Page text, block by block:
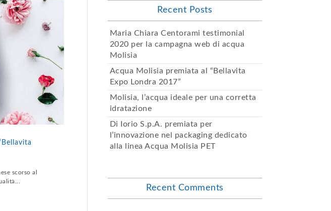
scorso al
Recent Posts
Maria Chiara Centorami testimonial
2020 per la campagna web di acqua
Molisia
Acqua Molisia premiata al “Bellavita
Expo Londra 2017”
Molisia, l’acqua ideale per una corretta
idratazione
Di Iorio S.p.A. premiata per
l’innovazione nel packaging dedicato
alla linea Acqua Molisia PET
Recent Comments